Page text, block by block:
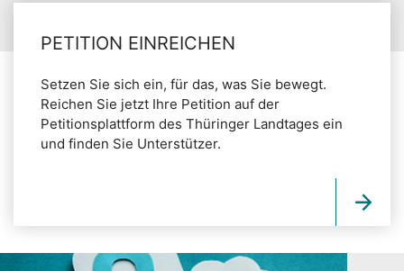
PETITION EINREICHEN
Setzen Sie sich ein, für das, was Sie bewegt.
Reichen Sie jetzt Ihre Petition auf der
Petitionsplattform des Thüringer Landtages ein
und finden Sie Unterstützer.